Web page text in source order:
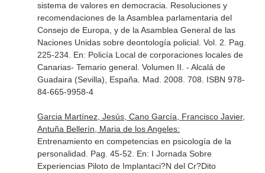
sistema de valores en democracia. Resoluciones y
recomendaciones de la Asamblea parlamentaria del
Consejo de Europa, y de la Asamblea General de las
Naciones Unidas sobre deontología policial. Vol. 2. Pag.
225-234. En: Policía Local de corporaciones locales de
Canarias- Temario general. Volumen II . - Alcalá de
Guadaira (Sevilla), España. Mad. 2008. 708. ISBN 978-
84-665-9958-4
Garcia Martínez, Jesús, Cano García, Francisco Javier,
Antuña Bellerín, Maria de los Angeles:
Entrenamiento en competencias en psicología de la
personalidad. Pag. 45-52. En: I Jornada Sobre
Experiencias Piloto de Implantaci?N del Cr?Dito